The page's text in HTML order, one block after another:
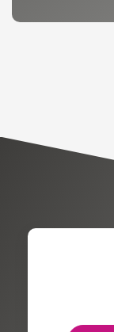
TAUX DE
DISTANCE DE